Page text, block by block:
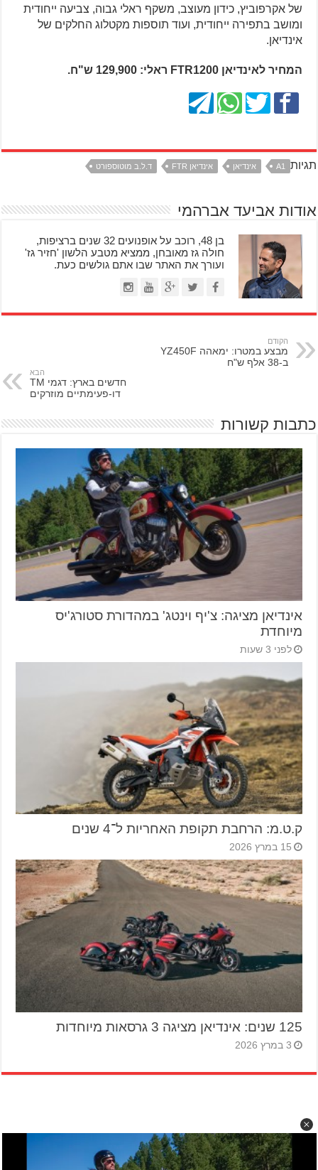
של אקרפוביץ, כידון מעוצב, משקף ראלי גבוה, צביעה ייחודית
ומושב בתפירה ייחודית, ועוד תוספות מקטלוג החלקים של
אינדיאן.
המחיר לאינדיאן FTR1200 ראלי: 129,900 ש"ח.
תגיות A1 אינדיאן אינדיאן FTR ד.ל.ב מוטוספורט
אודות אביעד אברהמי
בן 48, רוכב על אופנועים 32 שנים ברציפות,
חולה גז מאובחן, ממציא מטבע הלשון 'חזיר גז'
ועורך את האתר שבו אתם גולשים כעת.
הקודם
מבצע במטרו: ימאהה YZ450F
ב-38 אלף ש"ח
הבא
חדשים בארץ: דגמי TM
דו-פעימתיים מוזרקים
כתבות קשורות
אינדיאן מציגה: צ'יף וינטג' במהדורת סטורג'יס
מיוחדת
לפני 3 שעות
ק.ט.מ: הרחבת תקופת האחריות ל־4 שנים
15 במרץ 2026
125 שנים: אינדיאן מציגה 3 גרסאות מיוחדות
3 במרץ 2026